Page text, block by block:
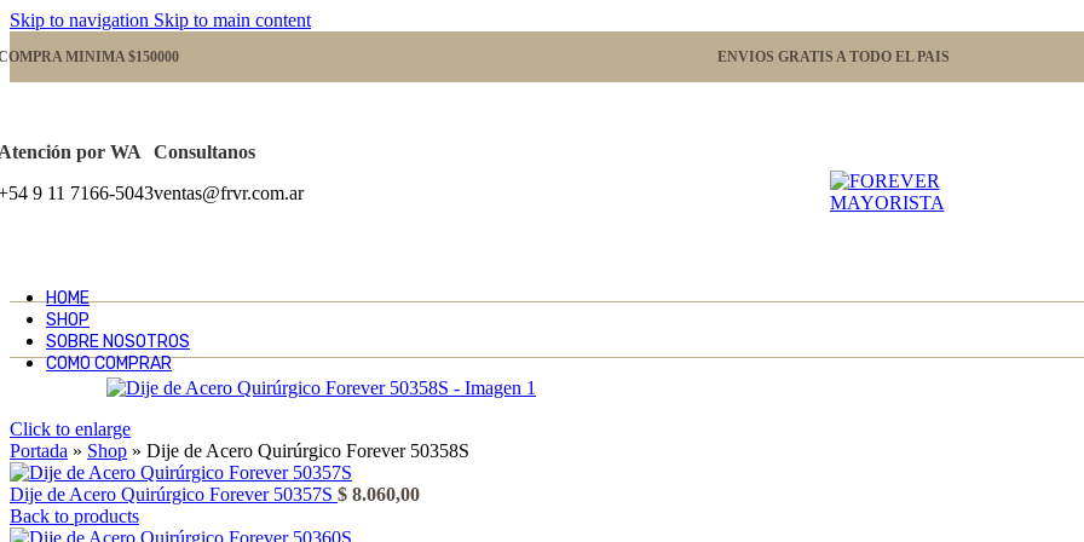
Skip to navigation Skip to main content
MINIMA $150000 ENVIOS GRATIS A TODO EL PAIS
por WA
9 11 7166-5043
Consultanos
ventas@frvr.com.ar
HOME
SHOP
SOBRE NOSOTROS
COMO COMPRAR
Click to enlarge
Portada » Shop » Dije de Acero Quirúrgico Forever 50358S
Dije de Acero Quirúrgico Forever 50357S $ 8.060,00
Back to products